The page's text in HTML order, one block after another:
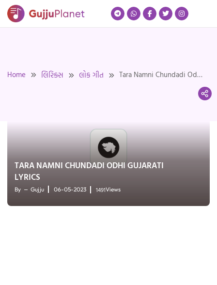
Skip
Home લિરિક્સ લોક ગીત
Tara Namni Chundadi Odhi
TARA NAMNI CHUNDADI ODHI GUJARATI
LYRICS
By Gujju 06-05-2023 1491Views